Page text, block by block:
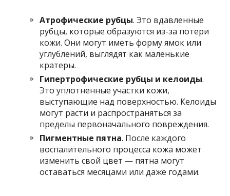
Атрофические рубцы. Это вдавленные
рубцы, которые образуются из-за потери
кожи. Они могут иметь форму ямок или
углублений, выглядят как маленькие
кратеры.
Гипертрофические рубцы и келоиды.
Это уплотненные участки кожи,
выступающие над поверхностью. Келоиды
могут расти и распространяться за
пределы первоначального повреждения.
Пигментные пятна. После каждого
воспалительного процесса кожа может
изменить свой цвет — пятна могут
оставаться месяцами или даже годами.